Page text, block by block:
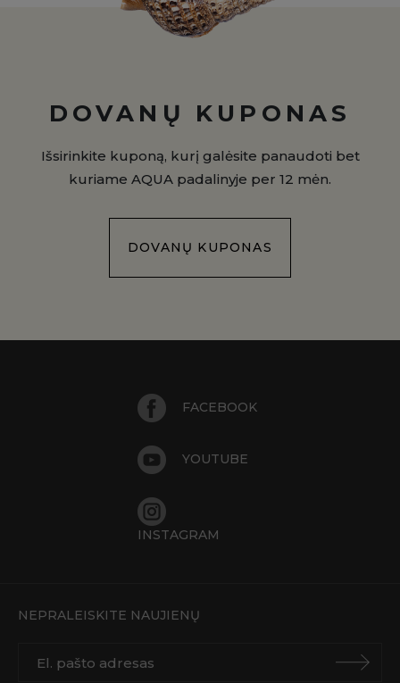
DOVANŲ KUPONAS
Išsirinkite kuponą, kurį galėsite panaudoti bet
kuriame AQUA padalinyje per 12 mėn.
DOVANŲ KUPONAS
FACEBOOK
YOUTUBE
INSTAGRAM
NEPRALEISKITE NAUJIENŲ